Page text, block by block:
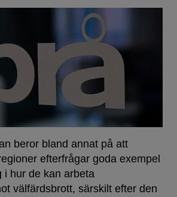
beror bland annat på att
efterfrågar goda exempel
i hur de kan arbeta
välfärdsbrott, särskilt efter den